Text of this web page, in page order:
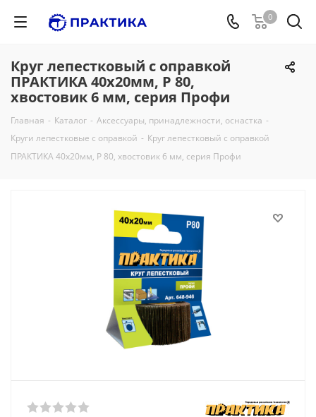
0
Круг лепестковый с оправкой
ПРАКТИКА 40х20мм, P 80,
хвостовик 6 мм, серия Профи
Главная - Каталог - Аксессуары, принадлежности, оснастка -
Круги лепестковые с оправкой - Круг лепестковый с оправкой
ПРАКТИКА 40х20мм, P 80, хвостовик 6 мм, серия Профи